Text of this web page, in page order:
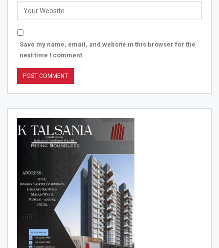
Save my name, email, and website in this browser for the
next time I comment.